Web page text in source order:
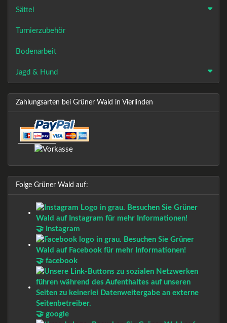
Sättel
Turnierzubehör
Bodenarbeit
Jagd & Hund
Zahlungsarten bei Grüner Wald in Vierlinden
Folge Grüner Wald auf:
🤝 Instagram
🤝 facebook
🤝 google